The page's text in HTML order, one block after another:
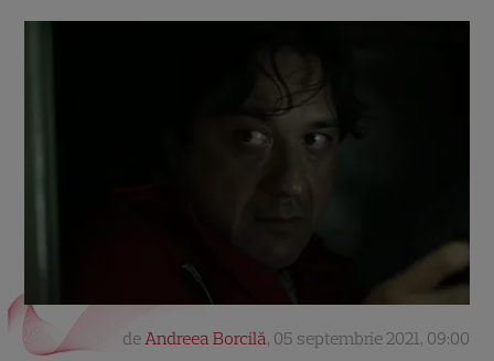
deAndreea Borcilă, 05 septembrie 2021, 09:00